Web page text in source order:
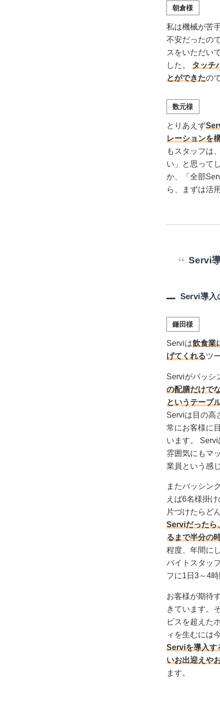
朝倉様
私は機械が苦
不安だったの
スをいただい
した。 タッチ
とができたの
数元様
とりあえず
レーションを
もスタッフは
い」と思って
か、「全部
ら、まずは活
Servi
Servi導入
鎌田様
Serviは飲食業
げてくれるツ
Serviがバッシ
の配膳だけで
というテーブ
Serviは目の高
常にお客様に
います。
雰囲気にもマ
業員という感
またバッシン
えば6名様掛
片づけたらど
Serviだったら
るまで半分の
程度、年間に
バイトスタッ
フに1日3～4
お客様が期待
きています。
ビスを超えた
ィを生むには
Serviを導入す
いお出迎えや
ます。